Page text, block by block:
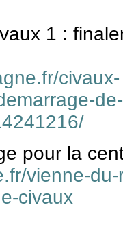
1 :
civaux-
pour la
vienne-
civaux